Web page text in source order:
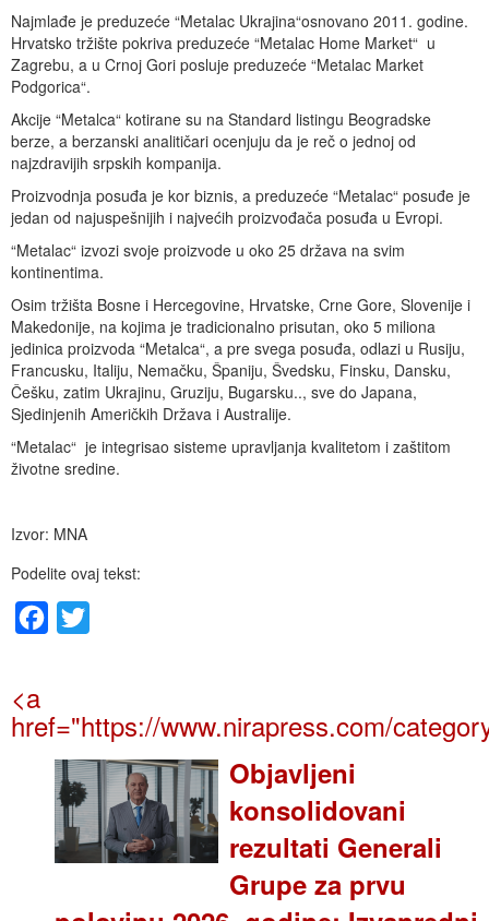
Najmlađe je preduzeće “Metalac Ukrajina“osnovano 2011. godine.
Hrvatsko tržište pokriva preduzeće “Metalac Home Market“ u
Zagrebu, a u Crnoj Gori posluje preduzeće “Metalac Market
Podgorica“.
Akcije “Metalca“ kotirane su na Standard listingu Beogradske
berze, a berzanski analitičari ocenjuju da je reč o jednoj od
najzdravijih srpskih kompanija.
Proizvodnja posuđa je kor biznis, a preduzeće “Metalac“ posuđe je
jedan od najuspešnijih i najvećih proizvođača posuđa u Evropi.
“Metalac“ izvozi svoje proizvode u oko 25 država na svim
kontinentima.
Osim tržišta Bosne i Hercegovine, Hrvatske, Crne Gore, Slovenije i
Makedonije, na kojima je tradicionalno prisutan, oko 5 miliona
jedinica proizvoda “Metalca“, a pre svega posuđa, odlazi u Rusiju,
Francusku, Italiju, Nemačku, Španiju, Švedsku, Finsku, Dansku,
Češku, zatim Ukrajinu, Gruziju, Bugarsku.., sve do Japana,
Sjedinjenih Američkih Država i Australije.
“Metalac“ je integrisao sisteme upravljanja kvalitetom i zaštitom
životne sredine.
Izvor: MNA
Podelite ovaj tekst:
Facebook
<a
href="https://www.nirapress.com/
Objavljeni
konsolidovani
rezultati Generali
Grupe za prvu